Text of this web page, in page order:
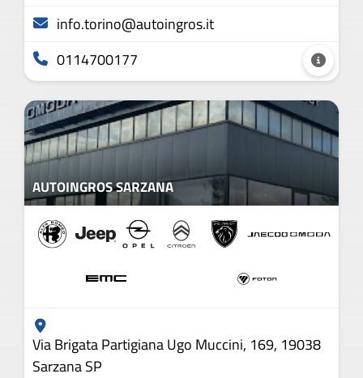
info.torino@autoingros.it
0114700177
AUTOINGROS SARZANA
Via Brigata Partigiana Ugo Muccini, 169, 19038
Sarzana SP